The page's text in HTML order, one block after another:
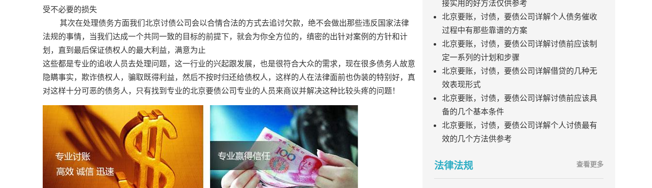
受不必要的损失
其次在处理债务方面我们北京讨债公司会以合情合法的方式去追讨欠款，绝不会做出那些违反国家法律
法规的事情，当我们达成一个共同一致的目标的前提下，就会为你全方位的，缜密的出针对案例的方针和计
划，直到最后保证债权人的最大利益，满意为止
这些都是专业的追收人员去处理问题，这一行业的兴起跟发展，也是很符合大众的需求，现在很多债务人故意
隐瞒事实，欺诈债权人，骗取既得利益，然后不按时归还给债权人，这样的人在法律面前也伪装的特别好，真
对这样十分可恶的债务人，只有找到专业的北京要债公司专业的人员来商议并解决这种比较头疼的问题！
接实用的好方法仅供参考
北京要账，讨债，要债公司详解个人债务催收
过程中有那些靠谱的方案
北京要账，讨债，要债公司详解讨债前应该制
定一系列的计划和步骤
北京要账，讨债，要债公司详解借贷的几种无
效表现形式
北京要账，讨债，要债公司详解讨债前应该具
备的几个基本条件
北京要账，讨债，要债公司详解个人讨债最有
效的几个方法供参考
法律法规 查看更多